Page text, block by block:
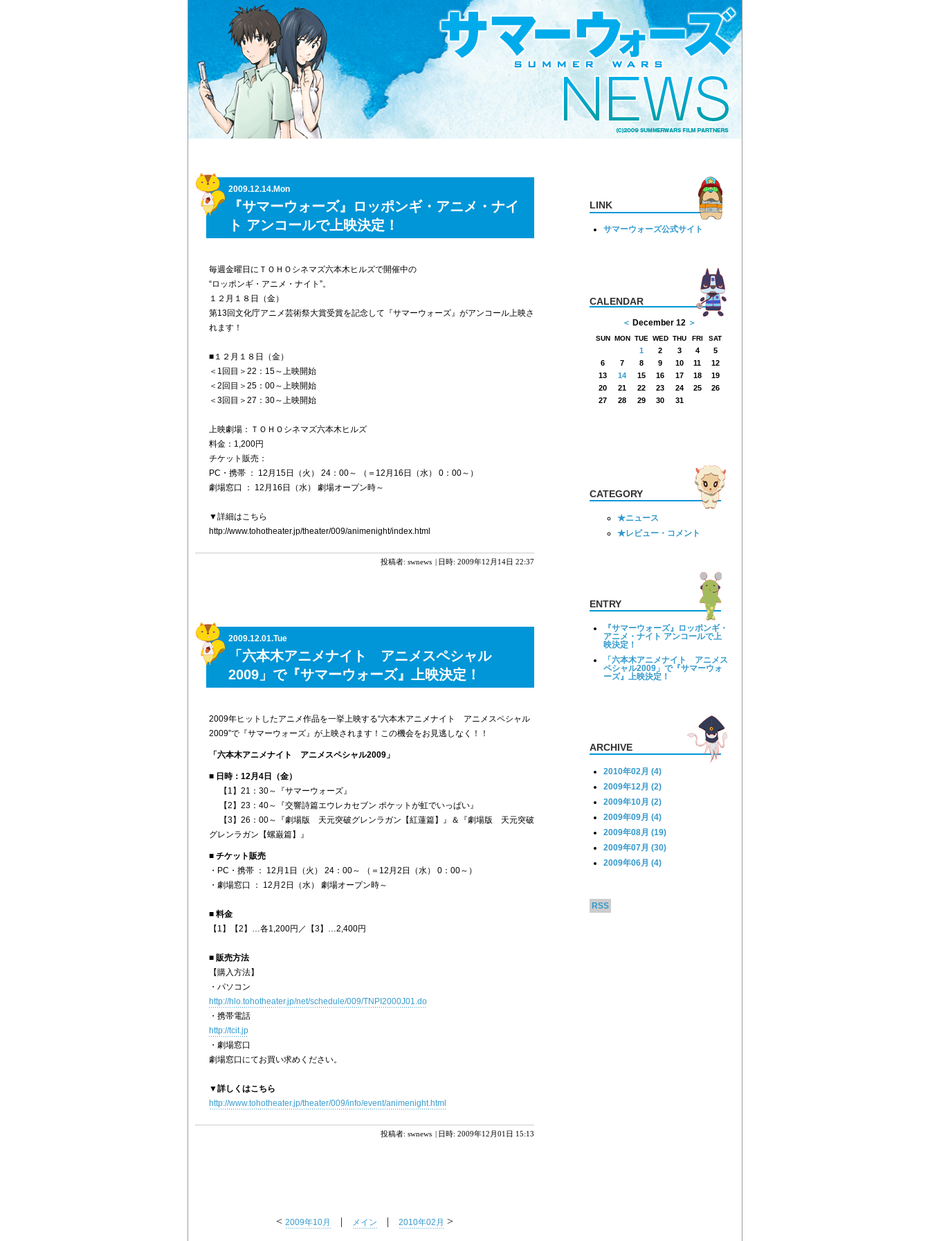
LINK
サマーウォーズ公式サイト
CALENDAR
＜ December 12 ＞
SUN MON TUE WED THU FRI SAT
1 2 3 4
5
6
7 8 9 10 11
12
13
14 15 16 17 18
19
20
21 22 23 24 25
26
27
28 29 30 31
CATEGORY
★ニュース
★レビュー・コメント
ENTRY
『サマーウォーズ』ロッポンギ・
アニメ・ナイト アンコールで上
映決定！
「六本木アニメナイト アニメス
ペシャル2009」で『サマーウォ
ーズ』上映決定！
ARCHIVE
2010年02月 (4)
2009年12月 (2)
2009年10月 (2)
2009年09月 (4)
2009年08月 (19)
2009年07月 (30)
2009年06月 (4)
RSS
2009.12.14.Mon
『サマーウォーズ』ロッポンギ・アニメ・ナイ
ト アンコールで上映決定！
毎週金曜日にＴＯＨＯシネマズ六本木ヒルズで開催中の
“ロッポンギ・アニメ・ナイト”。
１２月１８日（金）
第13回文化庁アニメ芸術祭大賞受賞を記念して『サマーウォーズ』がアンコール上映さ
れます！
■１２月１８日（金）
＜1回目＞22：15～上映開始
＜2回目＞25：00～上映開始
＜3回目＞27：30～上映開始
上映劇場：ＴＯＨＯシネマズ六本木ヒルズ
料金：1,200円
チケット販売：
PC・携帯 ： 12月15日（火） 24：00～ （＝12月16日（水） 0：00～）
劇場窓口 ： 12月16日（水） 劇場オープン時～
▼詳細はこちら
http://www.tohotheater.jp/theater/009/animenight/index.html
投稿者: swnews | 日時: 2009年12月14日 22:37
2009.12.01.Tue
「六本木アニメナイト アニメスペシャル
2009」で『サマーウォーズ』上映決定！
2009年ヒットしたアニメ作品を一挙上映する“六本木アニメナイト アニメスペシャル
2009”で『サマーウォーズ』が上映されます！この機会をお見逃しなく！！
「六本木アニメナイト アニメスペシャル2009」
■ 日時：12月4日（金）
【1】21：30～『サマーウォーズ』
【2】23：40～『交響詩篇エウレカセブン ポケットが虹でいっぱい』
【3】26：00～『劇場版 天元突破グレンラガン【紅蓮篇】』＆『劇場版 天元突破
グレンラガン【螺巌篇】』
■ チケット販売
・PC・携帯 ： 12月1日（火） 24：00～ （＝12月2日（水） 0：00～）
・劇場窓口 ： 12月2日（水） 劇場オープン時～
■ 料金
【1】【2】…各1,200円／【3】…2,400円
■ 販売方法
【購入方法】
・パソコン
http://hlo.tohotheater.jp/net/schedule/009/TNPI2000J01.do
・携帯電話
http://tcit.jp
・劇場窓口
劇場窓口にてお買い求めください。
▼詳しくはこちら
http://www.tohotheater.jp/theater/009/info/event/animenight.html
投稿者: swnews | 日時: 2009年12月01日 15:13
< 2009年10月 | メイン | 2010年02月 >